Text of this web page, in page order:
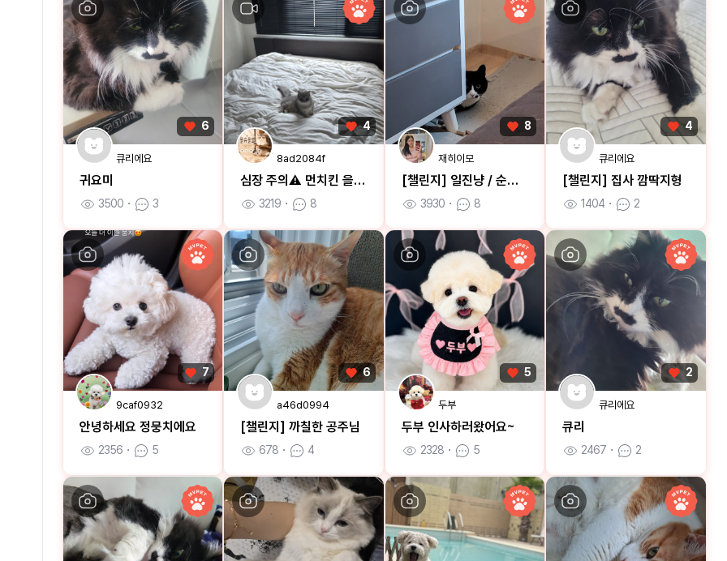
6
큐리에요
귀요미
3500 ㆍ 3
4
8ad2084f
심장 주의⚠️ 먼치킨 을유을묘의 치명적인 애교
3219 ㆍ 8
8
재히이모
[챌린지] 일진냥 / 순딩멍
3930 ㆍ 8
4
큐리에요
[챌린지] 집사 깜딱지형
1404 ㆍ 2
7
9caf0932
안녕하세요 정뭉치에요
2356 ㆍ 5
6
a46d0994
[챌린지] 까칠한 공주님
678 ㆍ 4
5
두부
두부 인사하러왔어요~
2328 ㆍ 5
2
큐리에요
큐리
2467 ㆍ 2